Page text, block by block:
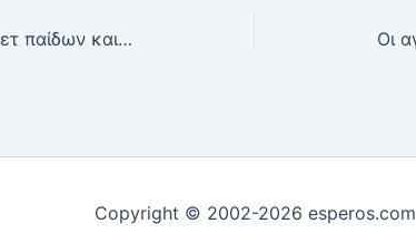
Τρίτη 16 Φεβρουαρίου, Μπάσκετ παίδων και εφήβων: ΜΙΛΩΝ – ΙΚΑΡΟΣ ΕΣΠΕΡΟΣ
Copyright © 2002-2026 esperos.com